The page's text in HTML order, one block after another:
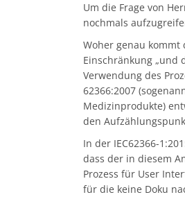
Um die Frage von
nochmals
Woher genau kommt
Einschränkung „und
Verwendung des
62366:2007
Medizinprodukte)
den
In der IEC62366-
dass der in diesem
Prozess für User
für die keine Doku